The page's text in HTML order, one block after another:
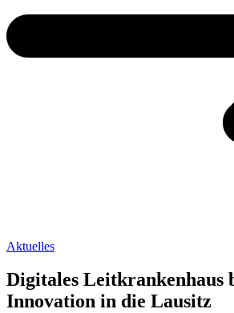
Aktuelles
Digitales Leitkrankenhaus
Innovation in die Lausitz